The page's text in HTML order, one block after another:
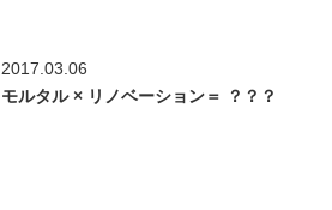
2017.03.06
モルタル × リノベーション＝ ？？？